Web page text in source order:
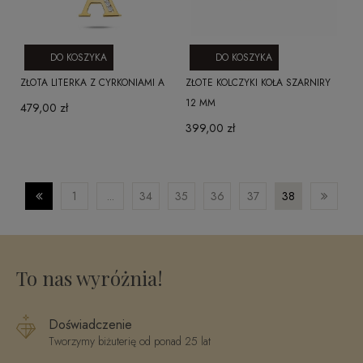
ZŁOTA LITERKA Z CYRKONIAMI A
479,00 zł
DO KOSZYKA
ZŁOTE KOLCZYKI KOŁA SZARNIRY
12 MM
399,00 zł
DO KOSZYKA
1 ... 34 35 36 37 38
To nas wyróżnia!
Doświadczenie
Tworzymy biżuterię od ponad 25 lat